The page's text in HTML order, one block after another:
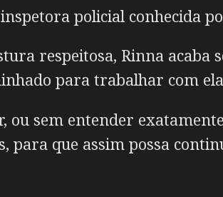
policial conhecida
respeitosa, Rinna acaba
para trabalhar com
ou sem entender
para que assim possa